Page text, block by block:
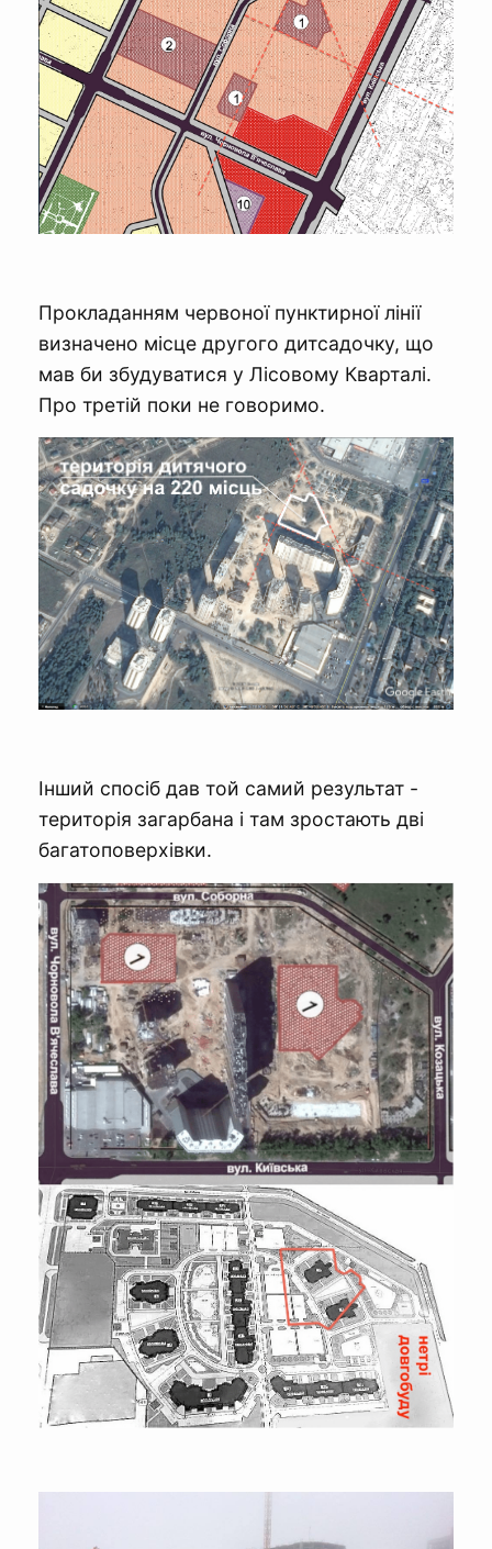
Прокладанням червоної пунктирної лінії
визначено місце другого дитсадочку, що
мав би збудуватися у Лісовому Кварталі.
Про третій поки не говоримо.
Інший спосіб дав той самий результат -
територія загарбана і там зростають дві
багатоповерхівки.